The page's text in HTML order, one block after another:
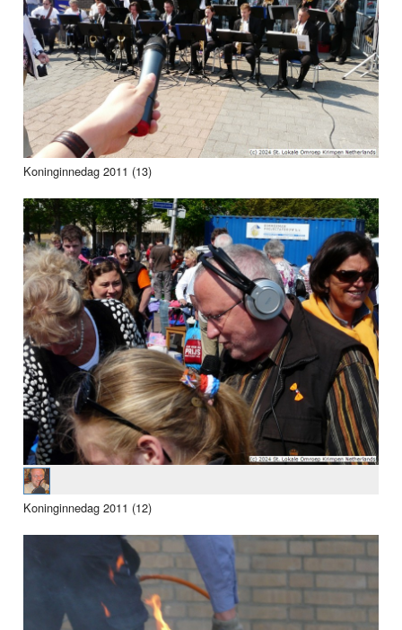
Koninginnedag 2011 (13)
Koninginnedag 2011 (12)